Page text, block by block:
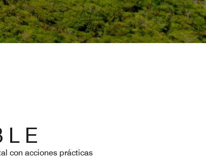
L E
con acciones prácticas